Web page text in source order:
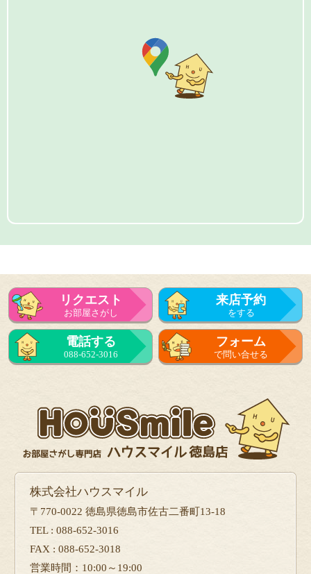
リクエスト
お部屋さがし
来店予約
をする
電話する
088-652-3016
フォーム
で問い合せる
株式会社ハウスマイル
〒770-0022 徳島県徳島市佐古二番町13-18
TEL : 088-652-3016
FAX : 088-652-3018
営業時間：10:00～19:00